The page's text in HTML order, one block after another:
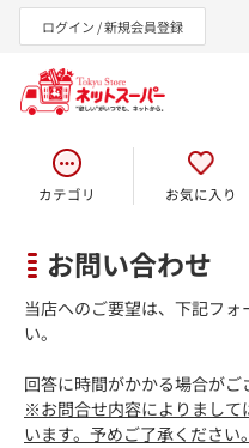
ログイン / 新規会員登録
東急オ
カテゴリ お気に入り
お問い合わせ
当店へのご要望は、下記フ
い。
回答に時間がかかる場合がご
※お問合せ内容によりまして
います。予めご了承ください。